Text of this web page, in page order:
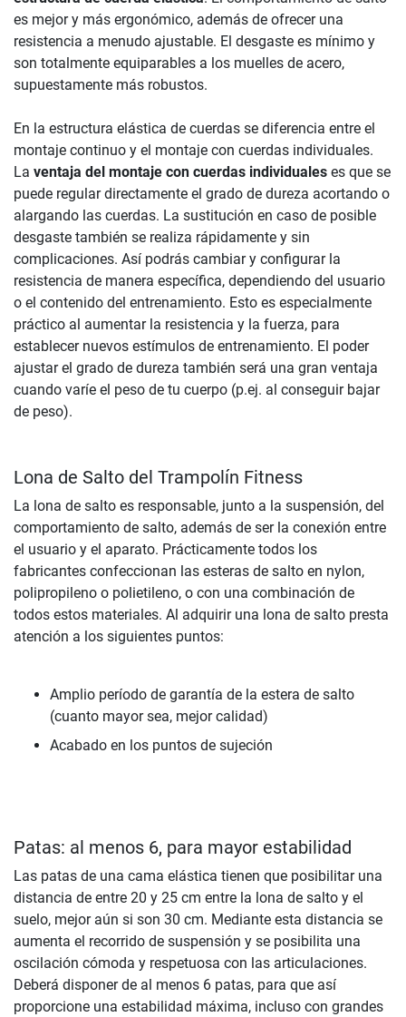
es mejor y más ergonómico, además de ofrecer una
resistencia a menudo ajustable. El desgaste es mínimo y
son totalmente equiparables a los muelles de acero,
supuestamente más robustos.
En la estructura elástica de cuerdas se diferencia entre el
montaje continuo y el montaje con cuerdas individuales.
La ventaja del montaje con cuerdas individuales es que se
puede regular directamente el grado de dureza acortando o
alargando las cuerdas. La sustitución en caso de posible
desgaste también se realiza rápidamente y sin
complicaciones. Así podrás cambiar y configurar la
resistencia de manera específica, dependiendo del usuario
o el contenido del entrenamiento. Esto es especialmente
práctico al aumentar la resistencia y la fuerza, para
establecer nuevos estímulos de entrenamiento. El poder
ajustar el grado de dureza también será una gran ventaja
cuando varíe el peso de tu cuerpo (p.ej. al conseguir bajar
de peso).
Lona de Salto del Trampolín Fitness
La lona de salto es responsable, junto a la suspensión, del
comportamiento de salto, además de ser la conexión entre
el usuario y el aparato. Prácticamente todos los
fabricantes confeccionan las esteras de salto en nylon,
polipropileno o polietileno, o con una combinación de
todos estos materiales. Al adquirir una lona de salto presta
atención a los siguientes puntos:
Amplio período de garantía de la estera de salto
(cuanto mayor sea, mejor calidad)
Acabado en los puntos de sujeción
Patas: al menos 6, para mayor estabilidad
Las patas de una cama elástica tienen que posibilitar una
distancia de entre 20 y 25 cm entre la lona de salto y el
suelo, mejor aún si son 30 cm. Mediante esta distancia se
aumenta el recorrido de suspensión y se posibilita una
oscilación cómoda y respetuosa con las articulaciones.
Deberá disponer de al menos 6 patas, para que así
proporcione una estabilidad máxima, incluso con grandes